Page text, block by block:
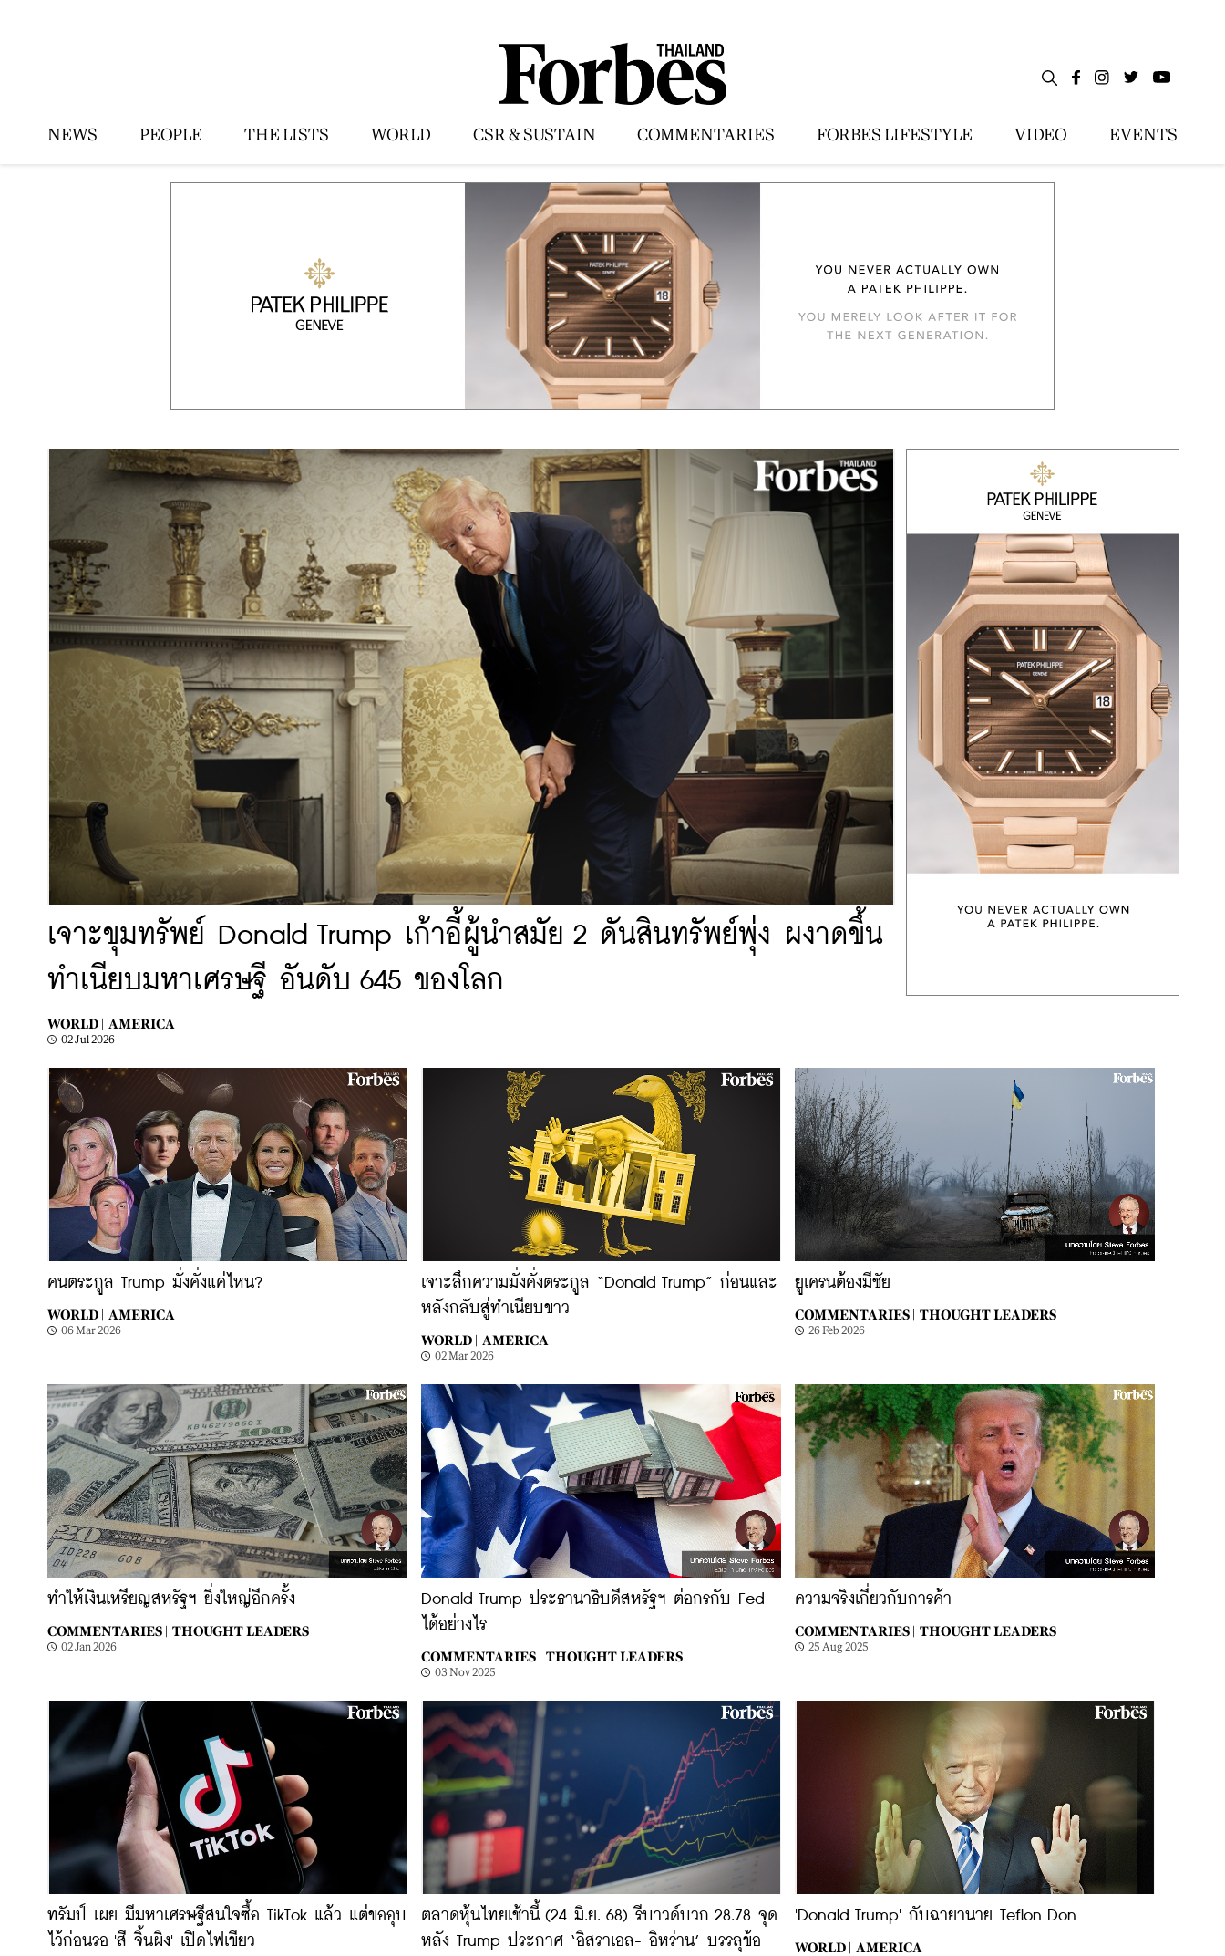
NEWS PEOPLE THE LISTS WORLD CSR & SUSTAIN COMMENTARIES FORBES LIFESTYLE VIDEO EVENTS
เจาะขุมทรัพย์ Donald Trump เก้าอี้ผู้นำสมัย 2 ดันสินทรัพย์พุ่ง ผงาดขึ้น
ทำเนียบมหาเศรษฐี อันดับ 645 ของโลก
WORLD | AMERICA
02 Jul 2026
คนตระกูล Trump มั่งคั่งแค่ไหน?
WORLD | AMERICA
06 Mar 2026
เจาะลึกความมั่งคั่งตระกูล “Donald Trump” ก่อนและ
หลังกลับสู่ทำเนียบขาว
WORLD | AMERICA
02 Mar 2026
ยูเครนต้องมีชัย
COMMENTARIES | THOUGHT LEADERS
26 Feb 2026
ทำให้เงินเหรียญสหรัฐฯ ยิ่งใหญ่อีกครั้ง
COMMENTARIES | THOUGHT LEADERS
02 Jan 2026
Donald Trump ประธานาธิบดีสหรัฐฯ ต่อกรกับ Fed
ได้อย่างไร
COMMENTARIES | THOUGHT LEADERS
03 Nov 2025
ความจริงเกี่ยวกับการค้า
COMMENTARIES | THOUGHT LEADERS
25 Aug 2025
ทรัมป์ เผย มีมหาเศรษฐีสนใจซื้อ TikTok แล้ว แต่ขออุบ
ไว้ก่อนรอ 'สี จิ้นผิง' เปิดไฟเขียว
ตลาดหุ้นไทยเช้านี้ (24 มิ.ย. 68) รีบาวด์บวก 28.78 จุด
หลัง Trump ประกาศ ‘อิสราเอล- อิหร่าน’ บรรลุข้อ
'Donald Trump' กับฉายานาย Teflon Don
WORLD | AMERICA